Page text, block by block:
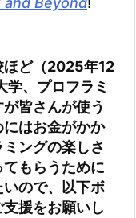
ほど（2025年12
学、プロフラミ
皆さんが使う
はお金がかか
ングの楽しさ
もらうために
ので、以下ボ
援をお願いし